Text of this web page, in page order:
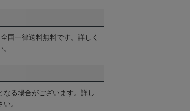
国一律送料無料です。詳しく
なる場合がございます。詳し
い。